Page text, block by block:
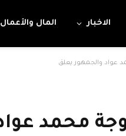
الاخبار المال والأعمال